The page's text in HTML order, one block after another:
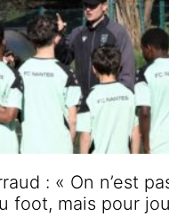
: « On n’est
foot, mais pour